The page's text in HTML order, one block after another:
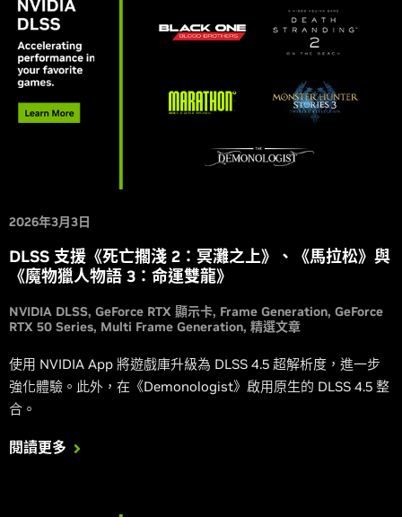
2026年3月3日
DLSS 支援《死亡擱淺 2：冥灘之上》、《馬拉松》與
《魔物獵人物語 3：命運雙龍》
NVIDIA DLSS GeForce RTX 顯示卡 Frame Generation GeForce
RTX 50 Series Multi Frame Generation 精選文章
使用 NVIDIA App 將遊戲庫升級為 DLSS 4.5 超解析度，進一步
強化體驗。此外，在《Demonologist》啟用原生的 DLSS 4.5 整
合。
閱讀更多